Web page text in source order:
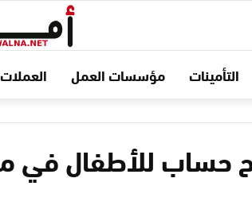
التأمينات مؤسسات العمل العملات